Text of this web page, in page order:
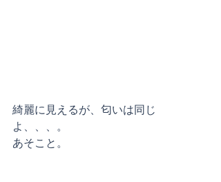
綺麗に見えるが、匂いは同じ
よ、、、。
あそこと。